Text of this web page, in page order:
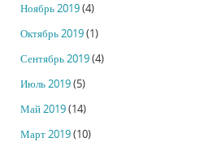
Ноябрь 2019(4)
Октябрь 2019(1)
Сентябрь 2019(4)
Июль 2019(5)
Май 2019(14)
Март 2019(10)